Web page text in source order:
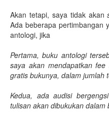
Akan tetapi, saya tidak akan
Ada beberapa pertimbangan
antologi, jika
Pertama, buku antologi
saya akan mendapatkan
gratis bukunya, dalam jumlah
Kedua, ada audisi
tulisan akan dibukukan dalam